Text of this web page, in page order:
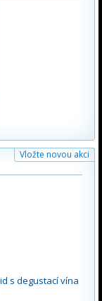
Vložte novou akci
s degustací vína